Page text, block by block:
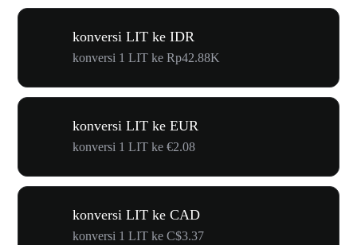
konversi LIT ke IDR
konversi 1 LIT ke Rp42.88K
konversi LIT ke EUR
konversi 1 LIT ke €2.08
konversi LIT ke CAD
konversi 1 LIT ke C$3.37